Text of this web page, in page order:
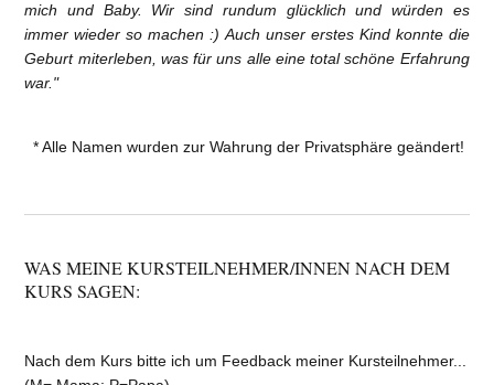
mich und Baby. Wir sind rundum glücklich und würden es
immer wieder so machen :) Auch unser erstes Kind konnte die
Geburt miterleben, was für uns alle eine total schöne Erfahrung
war."
* Alle Namen wurden zur Wahrung der Privatsphäre geändert!
WAS MEINE KURSTEILNEHMER/INNEN NACH DEM
KURS SAGEN:
Nach dem Kurs bitte ich um Feedback meiner Kursteilnehmer...